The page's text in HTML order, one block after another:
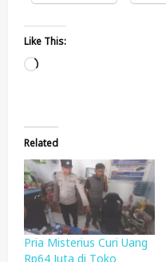
Like This:
Loading…
Related
Pria Misterius Curi Uang
Rp64 Juta di Toko